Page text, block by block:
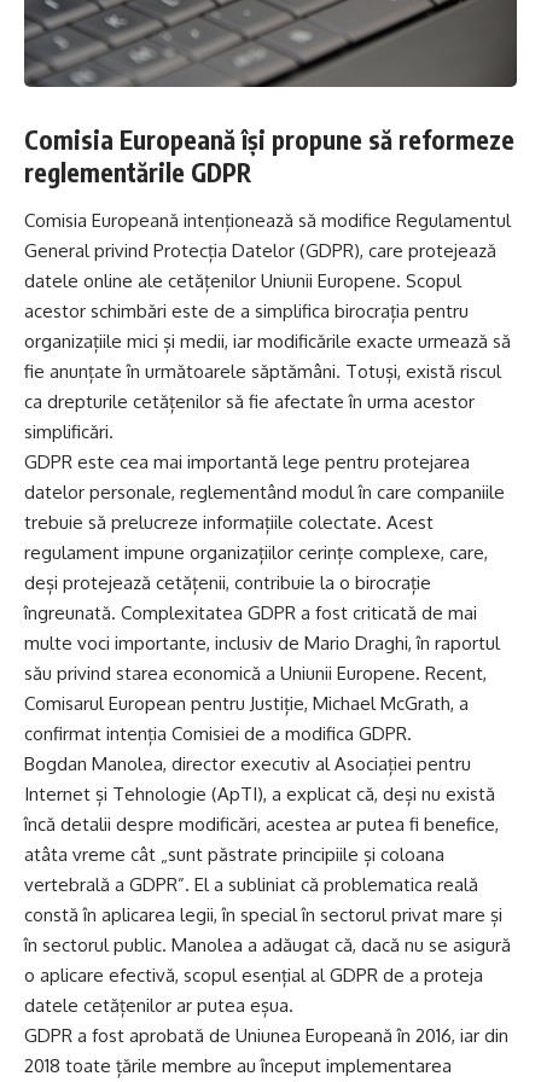
Comisia Europeană își propune să reformeze
reglementările GDPR
Comisia Europeană intenționează să modifice Regulamentul
General privind Protecția Datelor (GDPR), care protejează
datele online ale cetățenilor Uniunii Europene. Scopul
acestor schimbări este de a simplifica birocrația pentru
organizațiile mici și medii, iar modificările exacte urmează să
fie anunțate în următoarele săptămâni. Totuși, există riscul
ca drepturile cetățenilor să fie afectate în urma acestor
simplificări.
GDPR este cea mai importantă lege pentru protejarea
datelor personale, reglementând modul în care companiile
trebuie să prelucreze informațiile colectate. Acest
regulament impune organizațiilor cerințe complexe, care,
deși protejează cetățenii, contribuie la o birocrație
îngreunată. Complexitatea GDPR a fost criticată de mai
multe voci importante, inclusiv de Mario Draghi, în raportul
său privind starea economică a Uniunii Europene. Recent,
Comisarul European pentru Justiție, Michael McGrath, a
confirmat intenția Comisiei de a modifica GDPR.
Bogdan Manolea, director executiv al Asociației pentru
Internet și Tehnologie (ApTI), a explicat că, deși nu există
încă detalii despre modificări, acestea ar putea fi benefice,
atâta vreme cât „sunt păstrate principiile și coloana
vertebrală a GDPR”. El a subliniat că problematica reală
constă în aplicarea legii, în special în sectorul privat mare și
în sectorul public. Manolea a adăugat că, dacă nu se asigură
o aplicare efectivă, scopul esențial al GDPR de a proteja
datele cetățenilor ar putea eșua.
GDPR a fost aprobată de Uniunea Europeană în 2016, iar din
2018 toate țările membre au început implementarea